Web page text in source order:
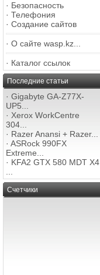
· Безопасность
· Телефония
· Создание сайтов
· О сайте wasp.kz...
· Каталог ссылок
Последние статьи
· Gigabyte GA-Z77X-
UP5...
· Xerox WorkCentre
304...
· Razer Anansi + Razer...
· ASRock 990FX
Extreme...
· KFA2 GTX 580 MDT X4
Счетчики